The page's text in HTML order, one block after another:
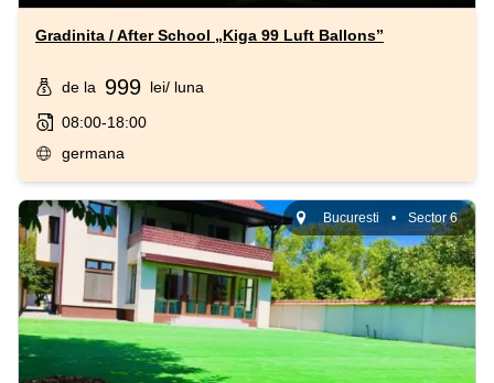
Gradinita / After School „Kiga 99 Luft Ballons”
de la 999 lei/ luna
08:00-18:00
germana
Bucuresti • Sector 6